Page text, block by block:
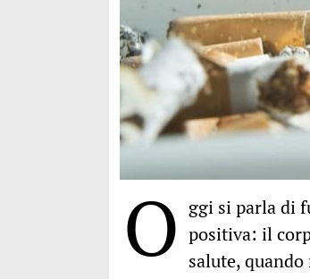
O ggi si parla di
positiva: il
salute,